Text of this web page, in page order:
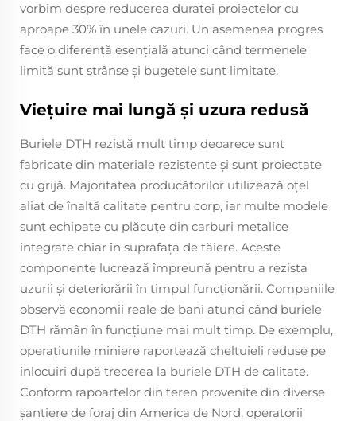
vorbim despre reducerea duratei proiectelor cu
aproape 30% în unele cazuri. Un asemenea progres
face o diferență esențială atunci când termenele
limită sunt strânse și bugetele sunt limitate.
Viețuire mai lungă și uzura redusă
Buriele DTH rezistă mult timp deoarece sunt
fabricate din materiale rezistente și sunt proiectate
cu grijă. Majoritatea producătorilor utilizează oțel
aliat de înaltă calitate pentru corp, iar multe modele
sunt echipate cu plăcuțe din carburi metalice
integrate chiar în suprafața de tăiere. Aceste
componente lucrează împreună pentru a rezista
uzurii și deteriorării în timpul funcționării. Companiile
observă economii reale de bani atunci când buriele
DTH rămân în funcțiune mai mult timp. De exemplu,
operațiunile miniere raportează cheltuieli reduse pe
înlocuiri după trecerea la buriele DTH de calitate.
Conform rapoartelor din teren provenite din diverse
șantiere de foraj din America de Nord, operatorii